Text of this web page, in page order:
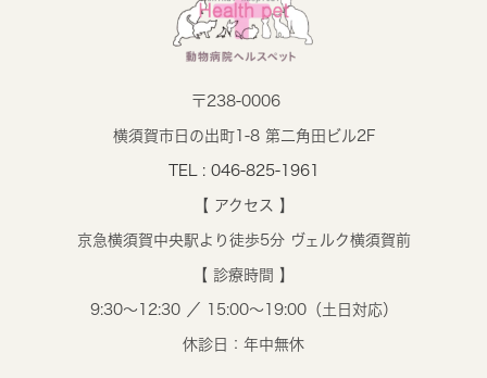
〒238-0006
横須賀市日の出町1-8 第二角田ビル2F
TEL : 046-825-1961
【 アクセス 】
京急横須賀中央駅より徒歩5分 ヴェルク横須賀前
【 診療時間 】
9:30～12:30 ／ 15:00～19:00（土日対応）
休診日：年中無休